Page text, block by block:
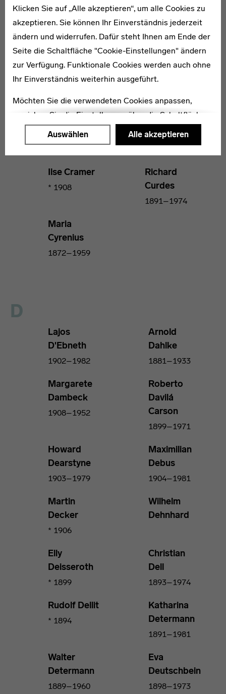
Klicken Sie auf „Alle akzeptieren“, um alle Cookies zu
akzeptieren. Sie können Ihr Einverständnis jederzeit
ändern und widerrufen. Dafür steht Ihnen am Ende der
Seite die Schaltfläche "Cookie-Einstellungen" ändern
zur Verfügung. Funktionale Cookies werden auch ohne
Ihr Einverständnis weiterhin ausgeführt.
Möchten Sie die verwendeten Cookies anpassen,
erreichen Sie die Einstellungen über die Schaltfläche
"Auswählen".
Auswählen Alle akzeptieren
Comeriner
Gerhard
Conrad
* 1906
Günter
Conrad
1907–1950
Consemüller
Coste
Ilse Cramer
* 1908
Richard
Curdes
1891–1974
Maria
Cyrenius
1872–1959
D
Lajos
D'Ebneth
1902–1982
Arnold
Dahlke
1881–1933
Margarete
Dambeck
1908–1952
Roberto
Davilá
Carson
1899–1971
Howard
Dearstyne
1903–1979
Maximilian
Debus
1904–1981
Martin
Decker
* 1906
Wilhelm
Dehnhard
Elly
Deisseroth
* 1899
Christian
Dell
1893–1974
Rudolf Dellit
* 1894
Katharina
Determann
1891–1981
Walter
Determann
1889–1960
Eva
Deutschbein
1898–1973